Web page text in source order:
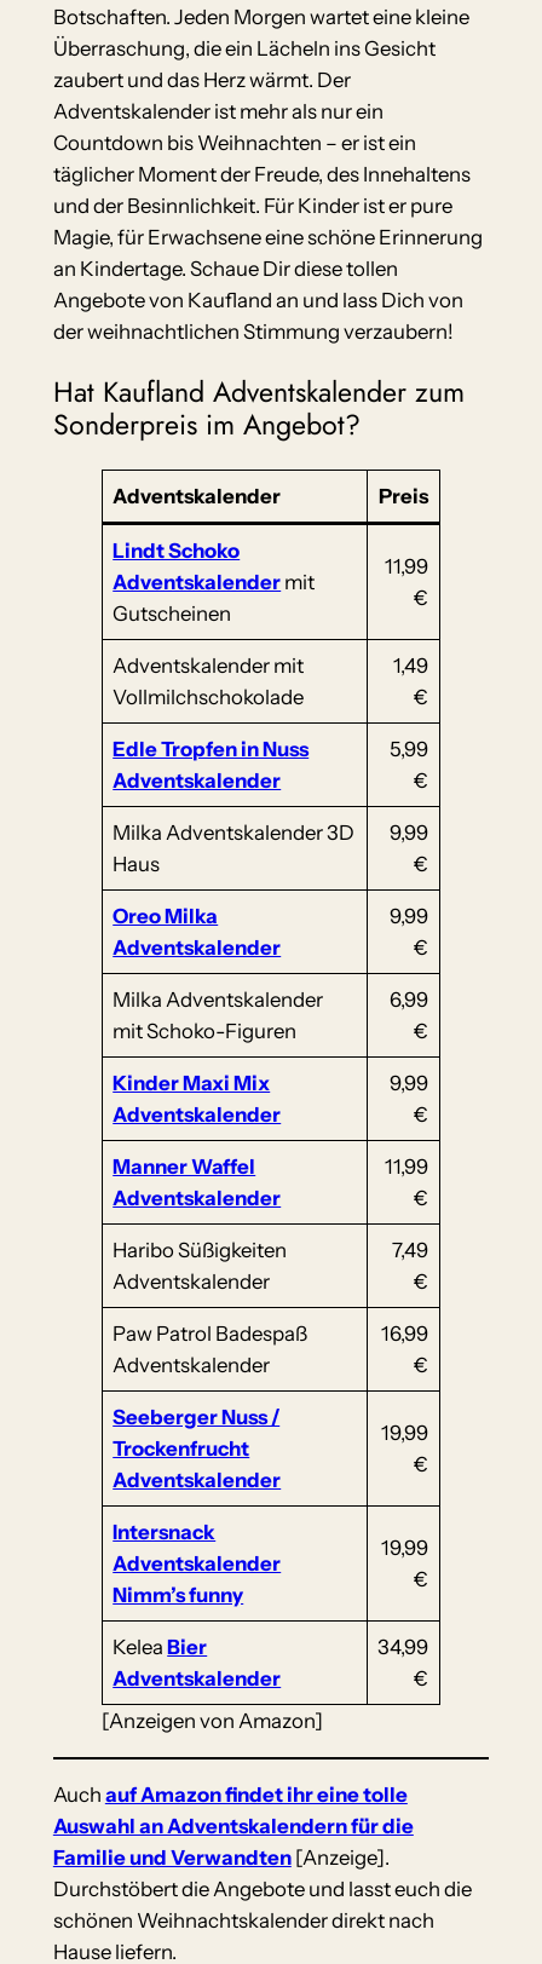
Botschaften. Jeden Morgen wartet eine kleine
Überraschung, die ein Lächeln ins Gesicht
zaubert und das Herz wärmt. Der
Adventskalender ist mehr als nur ein
Countdown bis Weihnachten – er ist ein
täglicher Moment der Freude, des Innehaltens
und der Besinnlichkeit. Für Kinder ist er pure
Magie, für Erwachsene eine schöne Erinnerung
an Kindertage. Schaue Dir diese tollen
Angebote von Kaufland an und lass Dich von
der weihnachtlichen Stimmung verzaubern!
Hat Kaufland Adventskalender zum
Sonderpreis im Angebot?
Adventskalender Preis
Lindt Schoko
Adventskalender mit
Gutscheinen
11,99
€
Adventskalender mit
Vollmilchschokolade
1,49
€
Edle Tropfen in Nuss
Adventskalender
5,99
€
Milka Adventskalender 3D
Haus
9,99
€
Oreo Milka
Adventskalender
9,99
€
Milka Adventskalender
mit Schoko-Figuren
6,99
€
Kinder Maxi Mix
Adventskalender
9,99
€
Manner Waffel
Adventskalender
11,99
€
Haribo Süßigkeiten
Adventskalender
7,49
€
Paw Patrol Badespaß
Adventskalender
16,99
€
Seeberger Nuss /
Trockenfrucht
Adventskalender
19,99
€
Intersnack
Adventskalender
Nimm’s funny
19,99
€
KeleaBier
Adventskalender
34,99
€
[Anzeigen von Amazon]
Auch auf Amazon findet ihr eine tolle
Auswahl an Adventskalendern für die
Familie und Verwandten[Anzeige].
Durchstöbert die Angebote und lasst euch die
schönen Weihnachtskalender direkt nach
Hause liefern.